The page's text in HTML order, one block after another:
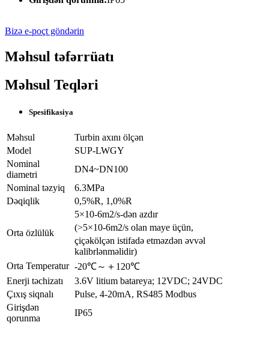
Bizə e-poçt göndərin
Məhsul təfərrüatı
Məhsul Teqləri
Spesifikasiya
Məhsul
Turbin axını ölçən
Model
SUP-LWGY
Nominal
diametri
DN4~DN100
Nominal təzyiq
6.3MPa
Dəqiqlik
0,5%R, 1,0%R
Orta özlülük
5×10-6m2/s-dən azdır
(>5×10-6m2/s olan maye üçün,
çiçəkölçən istifadə etməzdən əvvəl
kalibrlənməlidir)
Orta Temperatur -20℃～＋120℃
Enerji təchizatı
3.6V litium batareya; 12VDC; 24VDC
Çıxış siqnalı
Pulse, 4-20mA, RS485 Modbus
Girişdən
qorunma
IP65